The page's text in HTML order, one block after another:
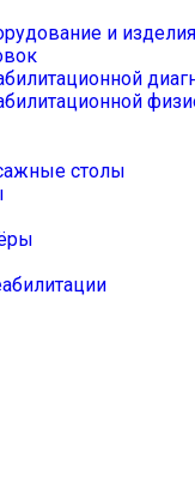
и изделия
столы